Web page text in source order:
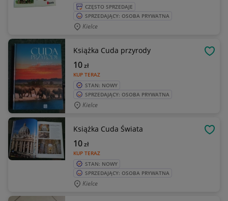
CZĘSTO SPRZEDAJE
SPRZEDAJĄCY: OSOBA PRYWATNA
Kielce
Książka Cuda przyrody
KUP TERAZ
10zł
STAN: NOWY
SPRZEDAJĄCY: OSOBA PRYWATNA
Kielce
Książka Cuda Świata
KUP TERAZ
10zł
STAN: NOWY
SPRZEDAJĄCY: OSOBA PRYWATNA
Kielce